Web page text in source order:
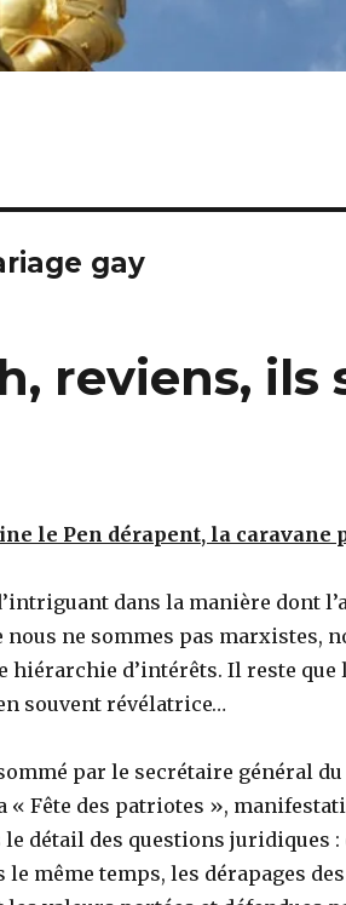
gay
reviens,
le Pen dérapent, la caravane
dans la manière dont
nous ne sommes pas marxistes,
hiérarchie d’intérêts. Il reste
souvent révélatrice…
par le secrétaire général
« Fête des patriotes »,
le détail des questions
le même temps, les dérapages